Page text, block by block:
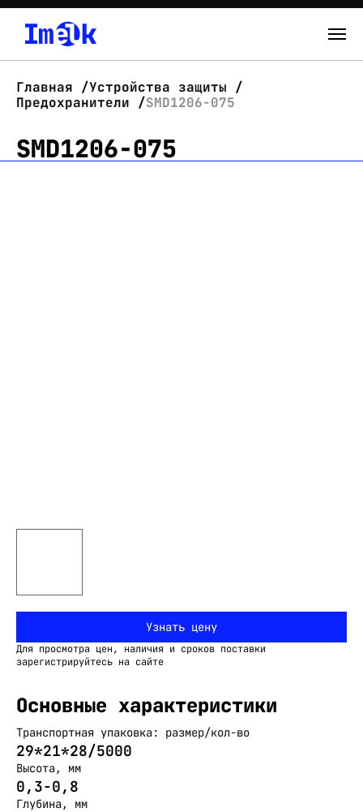
О нас
Новости
Главная
Устройства защиты
Предохранители
SMD1206-075
SMD1206-075
Узнать цену
Для просмотра цен, наличия и сроков поставки
зарегистрируйтесь на сайте
Основные характеристики
Транспортная упаковка: размер/кол-во
29*21*28/5000
Высота, мм
0,3-0,8
Глубина, мм